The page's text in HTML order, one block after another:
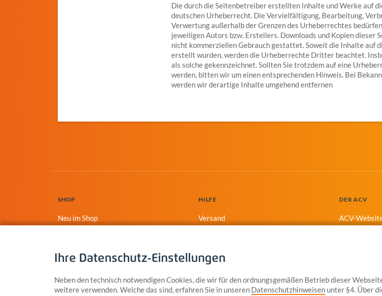
Ihre Datenschutz-Einstellungen
Neben den technisch notwendigen Cookies, die wir für den ordnungsgemäßen Betrieb dieser
weitere verwenden. Welche das sind, erfahren Sie in unseren Datenschutzhinweisen unter §4. Über
Die durch die Seitenbetreiber erstellten Inhalte und Werke auf
deutschen Urheberrecht. Die Vervielfältigung, Bearbeitung,
Verwertung außerhalb der Grenzen des Urheberrechtes
jeweiligen Autors bzw. Erstellers. Downloads und Kopien dieser
nicht kommerziellen Gebrauch gestattet. Soweit die Inhalte auf
erstellt wurden, werden die Urheberrechte Dritter beachtet.
als solche gekennzeichnet. Sollten Sie trotzdem auf eine
werden, bitten wir um einen entsprechenden Hinweis. Bei
werden wir derartige Inhalte umgehend entfernen
SHOP
Neu im Shop
Textilien
Streuartikel
Alles fürs Auto
HILFE
Versand
DER ACV
ACV-